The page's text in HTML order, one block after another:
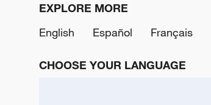
EXPLORE MORE
English
Español Français
CHOOSE YOUR LANGUAGE